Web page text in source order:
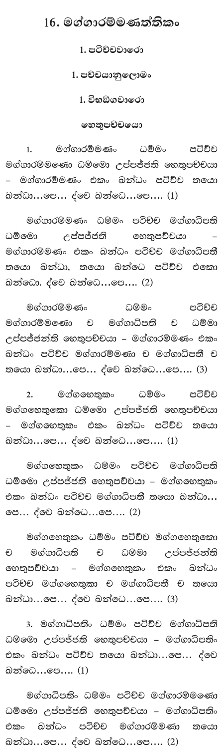
16. මග්ගාරම්මණත්තිකං
1. පටිච්චවාරො
1. පච්චයානුලොමං
1. විභඞ්ගවාරො
හෙතුපච්චයො
1. මග්ගාරම්මණංධම්මං පටිච්ච
මග්ගාරම්මණො ධම්මො උප්පජ්ජති හෙතුපච්චයා
– මග්ගාරම්මණං එකං ඛන්ධං පටිච්ච තයො
ඛන්ධා…පෙ… ද්වෙ ඛන්ධෙ…පෙ…. (1)
මග්ගාරම්මණං ධම්මං පටිච්ච මග්ගාධිපති
ධම්මො උප්පජ්ජති හෙතුපච්චයා –
මග්ගාරම්මණං එකං ඛන්ධං පටිච්ච මග්ගාධිපතී
තයො ඛන්ධා, තයො ඛන්ධෙ පටිච්ච එකො
ඛන්ධො. ද්වෙ ඛන්ධෙ…පෙ…. (2)
මග්ගාරම්මණං ධම්මං පටිච්ච
මග්ගාරම්මණො ච මග්ගාධිපති ච ධම්මා
උප්පජ්ජන්ති හෙතුපච්චයා – මග්ගාරම්මණං එකං
ඛන්ධං පටිච්ච මග්ගාරම්මණා ච මග්ගාධිපතී ච
තයො ඛන්ධා…පෙ… ද්වෙ ඛන්ධෙ…පෙ…. (3)
2. මග්ගහෙතුකං ධම්මං පටිච්ච
මග්ගහෙතුකො ධම්මො උප්පජ්ජති හෙතුපච්චයා
– මග්ගහෙතුකං එකං ඛන්ධං පටිච්ච තයො
ඛන්ධා…පෙ… ද්වෙ ඛන්ධෙ…පෙ…. (1)
මග්ගහෙතුකං ධම්මං පටිච්ච මග්ගාධිපති
ධම්මො උප්පජ්ජති හෙතුපච්චයා – මග්ගහෙතුකං
එකං ඛන්ධං පටිච්ච මග්ගාධිපතී තයො ඛන්ධා…
පෙ… ද්වෙ ඛන්ධෙ…පෙ…. (2)
මග්ගහෙතුකං ධම්මං පටිච්ච මග්ගහෙතුකො
ච මග්ගාධිපති ච ධම්මා උප්පජ්ජන්ති
හෙතුපච්චයා – මග්ගහෙතුකං එකං ඛන්ධං
පටිච්ච මග්ගහෙතුකා ච මග්ගාධිපතී ච තයො
ඛන්ධා…පෙ… ද්වෙ ඛන්ධෙ…පෙ…. (3)
3. මග්ගාධිපතිං ධම්මං පටිච්ච මග්ගාධිපති
ධම්මො උප්පජ්ජති හෙතුපච්චයා – මග්ගාධිපතිං
එකං ඛන්ධං පටිච්ච තයො ඛන්ධා…පෙ… ද්වෙ
ඛන්ධෙ…පෙ…. (1)
මග්ගාධිපතිං ධම්මං පටිච්ච මග්ගාරම්මණො
ධම්මො උප්පජ්ජති හෙතුපච්චයා – මග්ගාධිපතිං
එකං ඛන්ධං පටිච්ච මග්ගාරම්මණා තයො
ඛන්ධා…පෙ… ද්වෙ ඛන්ධෙ…පෙ…. (2)